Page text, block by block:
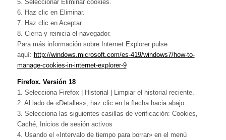
5. Seleccionar Eliminar cookies.
6. Haz clic en Eliminar.
7. Haz clic en Aceptar.
8. Cierra y reinicia el navegador.
Para más información sobre Internet Explorer pulse
aquí: http://windows.microsoft.com/es-419/windows7/how-to-
manage-cookies-in-internet-explorer-9
Firefox. Versión 18
1. Selecciona Firefox | Historial | Limpiar el historial reciente.
2. Al lado de «Detalles», haz clic en la flecha hacia abajo.
3. Selecciona las siguientes casillas de verificación: Cookies,
Caché, Inicios de sesión activos
4. Usando el «Intervalo de tiempo para borrar» en el menú